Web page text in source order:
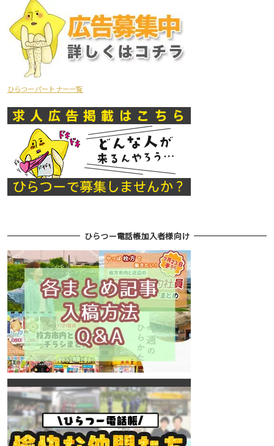
ひらつーパートナー一覧
ひらつー電話帳加入者様向け